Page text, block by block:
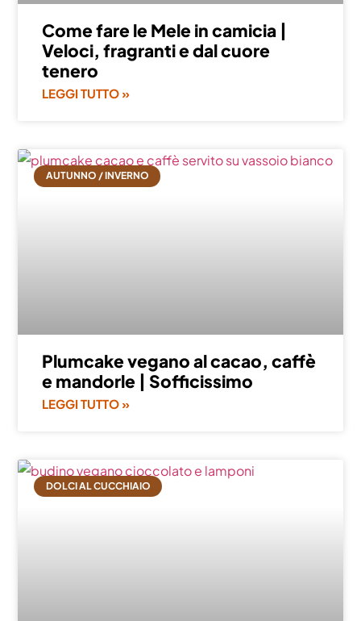
Come fare le Mele in camicia |
Veloci, fragranti e dal cuore
tenero
LEGGI TUTTO »
AUTUNNO / INVERNO
Plumcake vegano al cacao, caffè
e mandorle | Sofficissimo
LEGGI TUTTO »
DOLCI AL CUCCHIAIO